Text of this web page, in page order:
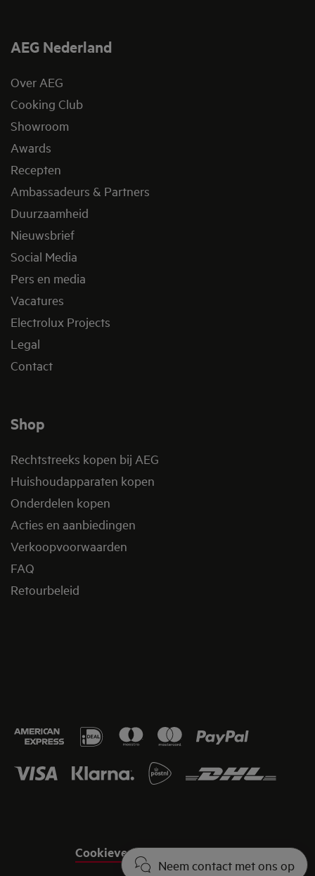
Neem contact met ons op
AEG Nederland
Over AEG
Cooking Club
Showroom
Awards
Recepten
Ambassadeurs & Partners
Duurzaamheid
Nieuwsbrief
Social Media
Pers en media
Vacatures
Electrolux Projects
Legal
Contact
Shop
Rechtstreeks kopen bij AEG
Huishoudapparaten kopen
Onderdelen kopen
Acties en aanbiedingen
Verkoopvoorwaarden
FAQ
Retourbeleid
Juridische informatie
Cookieverklaring